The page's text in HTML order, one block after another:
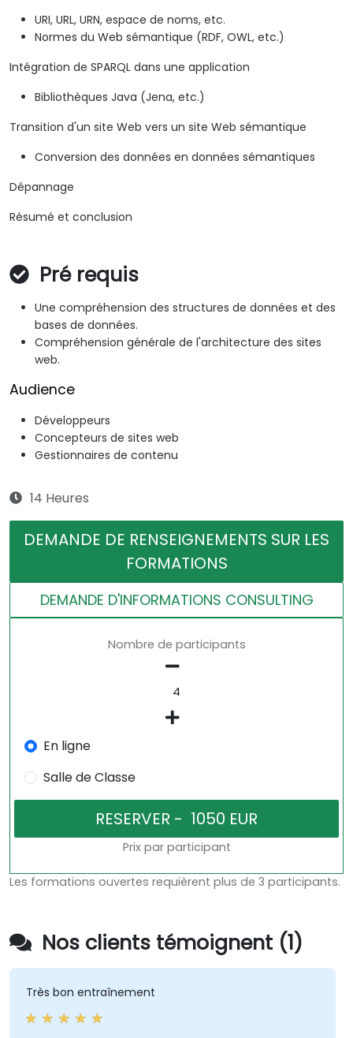
URI, URL, URN, espace de noms, etc.
Normes du Web sémantique (RDF, OWL, etc.)
Intégration de SPARQL dans une application
Bibliothèques Java (Jena, etc.)
Transition d'un site Web vers un site Web sémantique
Conversion des données en données sémantiques
Dépannage
Résumé et conclusion
Pré requis
Une compréhension des structures de données et des
bases de données.
Compréhension générale de l'architecture des sites
web.
Audience
Développeurs
Concepteurs de sites web
Gestionnaires de contenu
14 Heures
DEMANDE DE RENSEIGNEMENTS SUR LES
FORMATIONS
DEMANDE D'INFORMATIONS CONSULTING
Nombre de participants
En ligne
Salle de Classe
Prix par participant
Les formations ouvertes requièrent plus de 3 participants.
Nos clients témoignent (1)
Très bon entraînement